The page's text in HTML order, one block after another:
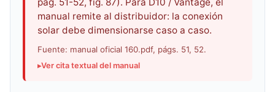
manual remite al distribuidor: la conexión
solar debe dimensionarse caso a caso.
Fuente: manual oficial 160.pdf, págs. 51, 52.
Ver cita textual del manual